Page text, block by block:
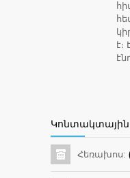
Կոնտակտային
Հեռախոս: